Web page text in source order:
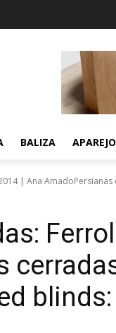
BALIZA APAREJO
| Ana